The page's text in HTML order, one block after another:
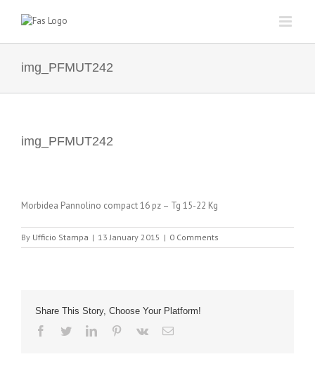
img_PFMUT242
img_PFMUT242
Morbidea Pannolino compact 16 pz – Tg 15-22 Kg
By Ufficio Stampa | 13 January 2015 | 0 Comments
Share This Story, Choose Your Platform!
Facebook
TwitterLinkedInPinterest
Vk Email